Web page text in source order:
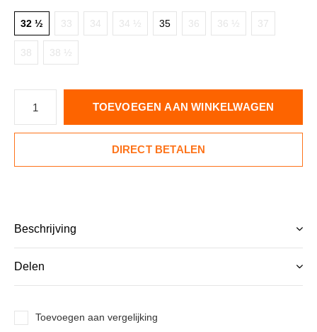
32 ½ 33 34 34 ½ 35 36 36 ½ 37
38 38 ½
TOEVOEGEN AAN WINKELWAGEN
DIRECT BETALEN
Beschrijving
Delen
Toevoegen aan vergelijking